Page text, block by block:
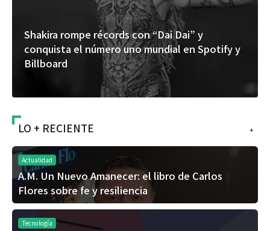
Shakira rompe récords con “Dai Dai” y
conquista el número uno mundial en Spotify y
Billboard
+
LO + RECIENTE
Actualidad
A.M. Un Nuevo Amanecer: el libro de Carlos
Flores sobre fe y resiliencia
Tecnología